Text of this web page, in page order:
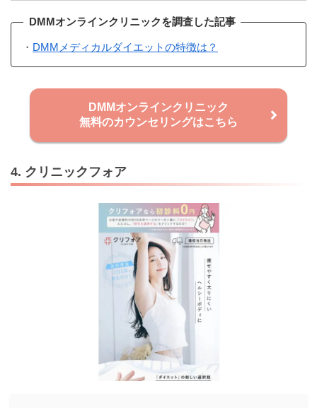
DMMオンラインクリニックを調査した記事
・ DMMメディカルダイエットの特徴は？
DMMオンラインクリニック
無料のカウンセリングはこちら
4. クリニックフォア